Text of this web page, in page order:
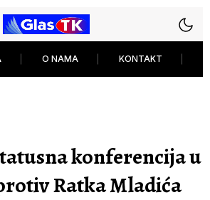
O NAMA KONTAKT
konferencija u
Ratka Mladića